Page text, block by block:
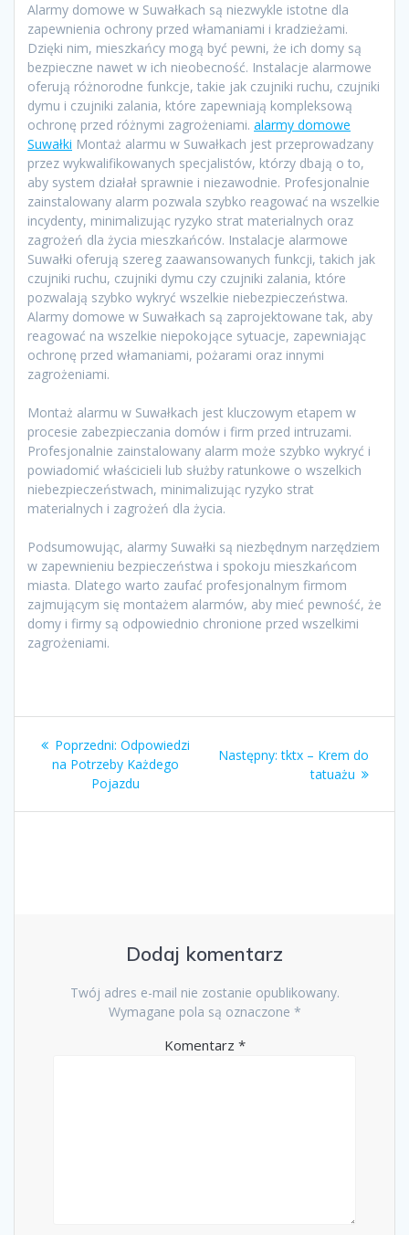
Alarmy domowe w Suwałkach są niezwykle istotne dla
zapewnienia ochrony przed włamaniami i kradzieżami.
Dzięki nim, mieszkańcy mogą być pewni, że ich domy są
bezpieczne nawet w ich nieobecność. Instalacje alarmowe
oferują różnorodne funkcje, takie jak czujniki ruchu, czujniki
dymu i czujniki zalania, które zapewniają kompleksową
ochronę przed różnymi zagrożeniami. alarmy domowe
Suwałki Montaż alarmu w Suwałkach jest przeprowadzany
przez wykwalifikowanych specjalistów, którzy dbają o to,
aby system działał sprawnie i niezawodnie. Profesjonalnie
zainstalowany alarm pozwala szybko reagować na wszelkie
incydenty, minimalizując ryzyko strat materialnych oraz
zagrożeń dla życia mieszkańców. Instalacje alarmowe
Suwałki oferują szereg zaawansowanych funkcji, takich jak
czujniki ruchu, czujniki dymu czy czujniki zalania, które
pozwalają szybko wykryć wszelkie niebezpieczeństwa.
Alarmy domowe w Suwałkach są zaprojektowane tak, aby
reagować na wszelkie niepokojące sytuacje, zapewniając
ochronę przed włamaniami, pożarami oraz innymi
zagrożeniami.
Montaż alarmu w Suwałkach jest kluczowym etapem w
procesie zabezpieczania domów i firm przed intruzami.
Profesjonalnie zainstalowany alarm może szybko wykryć i
powiadomić właścicieli lub służby ratunkowe o wszelkich
niebezpieczeństwach, minimalizując ryzyko strat
materialnych i zagrożeń dla życia.
Podsumowując, alarmy Suwałki są niezbędnym narzędziem
w zapewnieniu bezpieczeństwa i spokoju mieszkańcom
miasta. Dlatego warto zaufać profesjonalnym firmom
zajmującym się montażem alarmów, aby mieć pewność, że
domy i firmy są odpowiednio chronione przed wszelkimi
zagrożeniami.
Nawigacja
wpisu
Poprzedni: Poprzedni
wpis:
Odpowiedzi
na Potrzeby Każdego
Pojazdu
Następny: Następny
tktx – Krem do
tatuażu
Dodaj komentarz
Twój adres e-mail nie zostanie opublikowany.
Wymagane pola są oznaczone *
Komentarz *